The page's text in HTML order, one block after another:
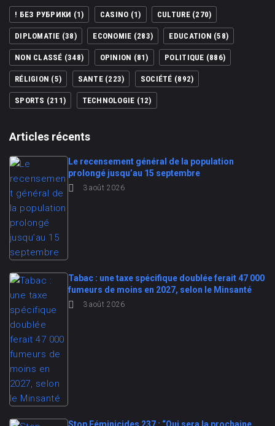
! БЕЗ РУБРИКИ (1) CASINO (1) CULTURE(270)
DIPLOMATIE (38) ECONOMIE (283) EDUCATION (58)
NON CLASSÉ (348) OPINION (81) POLITIQUE (886)
RÉLIGION (5) SANTE(223) SOCIÉTÉ (892)
SPORTS (211) TECHNOLOGIE (12)
Articles récents
Le recensement général de la population
prolongé jusqu’au 15 septembre
3 août 2026
Tabac : une taxe spécifique doublée ferait 47 000
fumeurs de moins en 2027, selon le Minsanté
3 août 2026